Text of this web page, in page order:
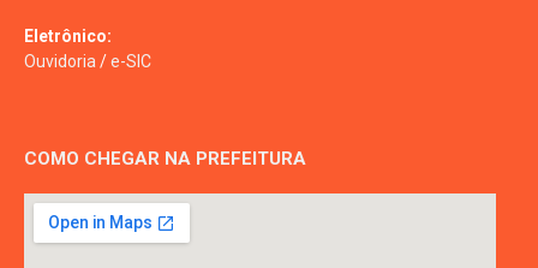
Eletrônico:
Ouvidoria /e-SIC
COMO CHEGAR NA PREFEITURA